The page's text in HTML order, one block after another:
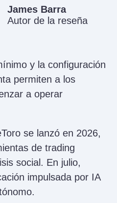
James Barra
Autor de la reseña
y la configuración
permiten a los
a operar
se lanzó en 2026,
de trading
social. En julio,
impulsada por IA